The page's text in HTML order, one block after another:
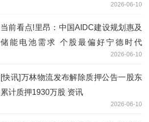
2026-06-10
当前看点!里昂：中国AIDC建设规划惠及
储能电池需求 个股最偏好宁德时代
2026-06-10
[快讯]万林物流发布解除质押公告一股东
累计质押1930万股 资讯
2026-06-10